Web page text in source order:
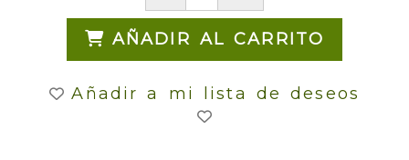
AÑADIR AL CARRITO
Añadir a mi lista de deseos